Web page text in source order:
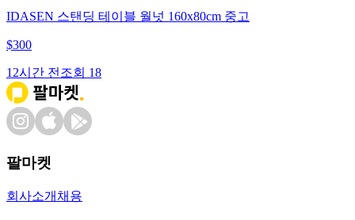
IDASEN 스탠딩 테이블 월넛 160x80cm 중고
$300
12시간 전 조회 18
팔마켓
회사소개 채용